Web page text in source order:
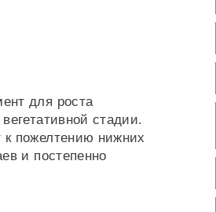
для роста
стадии.
к пожелтению нижних
и постепенно